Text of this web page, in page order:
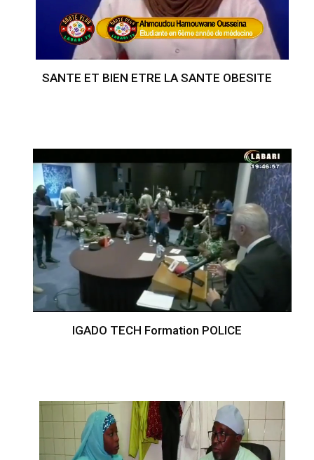
SANTE ET BIEN ETRE LA SANTE OBESITE
IGADO TECH Formation POLICE